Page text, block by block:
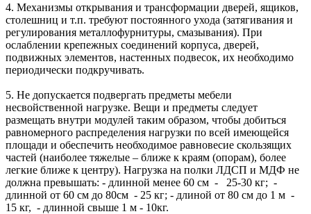
4. Механизмы открывания и трансформации дверей, ящиков,
столешниц и т.п. требуют постоянного ухода (затягивания и
регулирования металлофурнитуры, смазывания). При
ослаблении крепежных соединений корпуса, дверей,
подвижных элементов, настенных подвесок, их необходимо
периодически подкручивать.
5. Не допускается подвергать предметы мебели
несвойственной нагрузке. Вещи и предметы следует
размещать внутри модулей таким образом, чтобы добиться
равномерного распределения нагрузки по всей имеющейся
площади и обеспечить необходимое равновесие скользящих
частей (наиболее тяжелые – ближе к краям (опорам), более
легкие ближе к центру). Нагрузка на полки ЛДСП и МДФ не
должна превышать: - длинной менее 60 см - 25-30 кг; -
длинной от 60 см до 80см - 25 кг; - длиной от 80 см до 1 м -
15 кг, - длинной свыше 1 м - 10кг.